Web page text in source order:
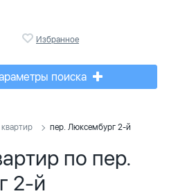
Избранное
поиска
пер. Люксембург 2-й
по пер.
2-й